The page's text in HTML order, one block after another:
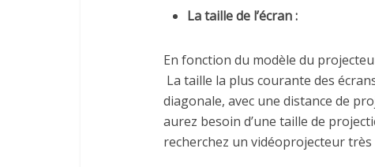
La taille de l’écran :
En fonction du modèle du
La taille la plus courante des
diagonale, avec une distance de
aurez besoin d’une taille de
recherchez un vidéoprojecteur très